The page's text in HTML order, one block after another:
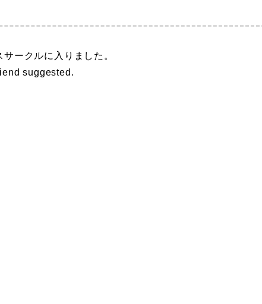
サークルに入りました。
suggested.